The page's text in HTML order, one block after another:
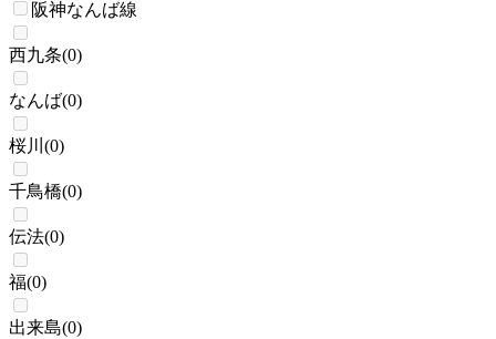
阪神なんば線
西九条(0)
なんば(0)
桜川 (0)
千鳥橋(0)
伝法(0)
福(0)
出来島(0)